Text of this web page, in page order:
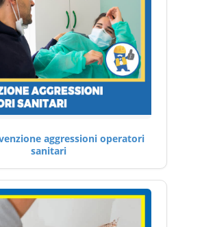
aggressioni operatori
sanitari